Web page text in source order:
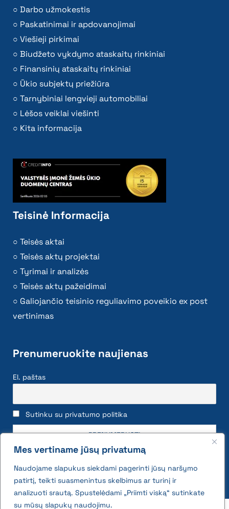
Mes vertiname jūsų privatumą
Naudojame slapukus siekdami pagerinti jūsų naršymo
patirtį, teikti suasmenintus skelbimus ar turinį ir
analizuoti srautą. Spustelėdami „Priimti viską“ sutinkate
su mūsų slapukų naudojimu.
Darbo užmokestis
Paskatinimai ir apdovanojimai
Viešieji pirkimai
Biudžeto vykdymo ataskaitų rinkiniai
Finansinių ataskaitų rinkiniai
Ūkio subjektų priežiūra
Tarnybiniai lengvieji automobiliai
Lėšos veiklai viešinti
Kita informacija
Teisinė Informacija
Teisės aktai
Teisės aktų projektai
Tyrimai ir analizės
Teisės aktų pažeidimai
Galiojančio teisinio reguliavimo poveikio ex post
vertinimas
Prenumeruokite naujienas
El. paštas
Sutinku su privatumo politika
2026 © All rights reserved | VĮ Žemės ūkio duomenų